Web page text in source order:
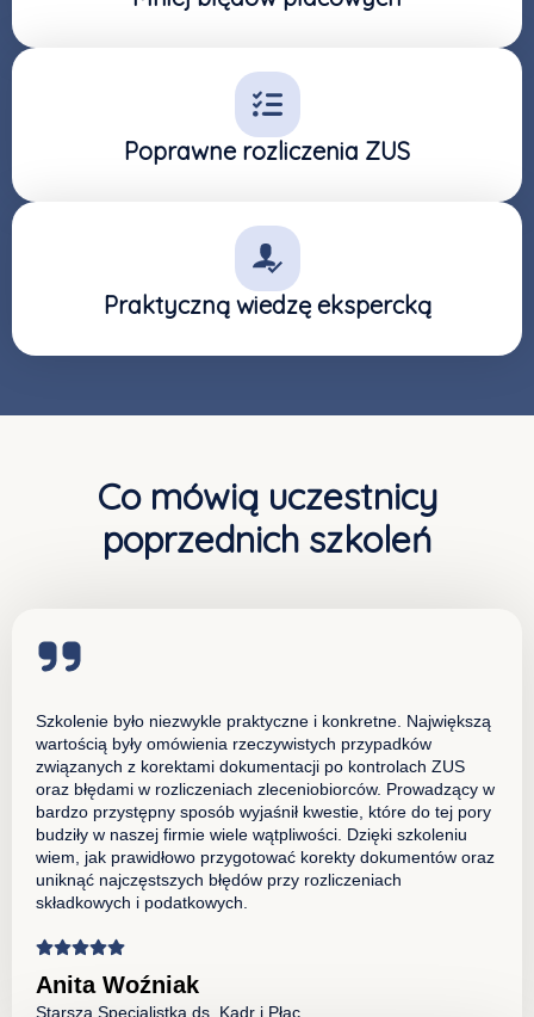
Poprawne rozliczenia ZUS
Praktyczną wiedzę ekspercką
Co mówią uczestnicy
poprzednich szkoleń
Szkolenie było niezwykle praktyczne i konkretne. Największą
wartością były omówienia rzeczywistych przypadków
związanych z korektami dokumentacji po kontrolach ZUS
oraz błędami w rozliczeniach zleceniobiorców. Prowadzący w
bardzo przystępny sposób wyjaśnił kwestie, które do tej pory
budziły w naszej firmie wiele wątpliwości. Dzięki szkoleniu
wiem, jak prawidłowo przygotować korekty dokumentów oraz
uniknąć najczęstszych błędów przy rozliczeniach
składkowych i podatkowych.
Anita Woźniak
Starsza Specjalistka ds. Kadr i Płac